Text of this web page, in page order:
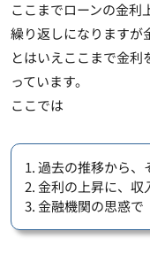
ここまでローンの金利
繰り返しになりますが
とはいえここまで金
っています。
ここでは
1. 過去の推移から
2. 金利の上昇に、収
3. 金融機関の思惑で